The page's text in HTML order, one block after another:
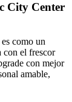
City Center
como un
con el frescor
con mejor
amable,